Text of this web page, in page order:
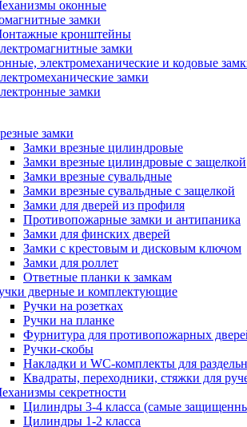
оконные
замки
кронштейны
замки
электромеханические и кодовые
замки
замки
замки
Замки врезные цилиндровые
Замки врезные цилиндровые с защелкой
Замки врезные сувальдные
Замки врезные сувальдные с защелкой
Замки для дверей из профиля
Противопожарные замки и антипаника
Замки для финских дверей
Замки с крестовым и дисковым ключом
Замки для роллет
Ответные планки к замкам
дверные и комплектующие
Ручки на розетках
Ручки на планке
Фурнитура для противопожарных
Ручки-скобы
Накладки и WC-комплекты для
Квадраты, переходники, стяжки для
секретности
Цилиндры 3-4 класса (самые
Цилиндры 1-2 класса